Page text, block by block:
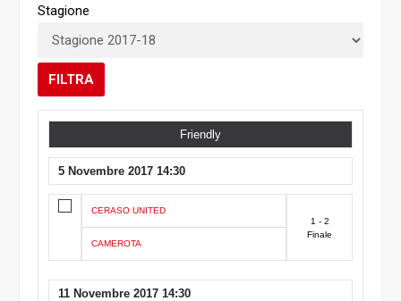
Stagione
FILTRA
Friendly
5 Novembre 2017 14:30
CERASO UNITED
CAMEROTA
1 - 2
Finale
11 Novembre 2017 14:30